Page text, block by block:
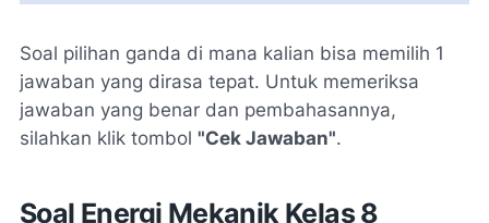
Soal pilihan ganda di mana kalian bisa memilih 1
jawaban yang dirasa tepat. Untuk memeriksa
jawaban yang benar dan pembahasannya,
silahkan klik tombol "Cek Jawaban".
Soal Energi Mekanik Kelas 8